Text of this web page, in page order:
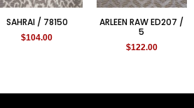
SAHRAI / 78150
$104.00
ARLEEN RAW ED207 /
5
$122.00